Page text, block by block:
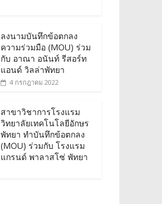
ลงนามบันทึกข้อตกลง
ความร่วมมือ (MOU) ร่วม
กับ อาณา อนันท์ รีสอร์ท
แอนด์ วิลล่าพัทยา
4 กรกฎาคม 2022
สาขาวิชาการโรงแรม
วิทยาลัยเทคโนโลยีอักษร
พัทยา ทำบันทึกข้อตกลง
(MOU) ร่วมกับ โรงแรม
แกรนด์ พาลาสโซ่ พัทยา